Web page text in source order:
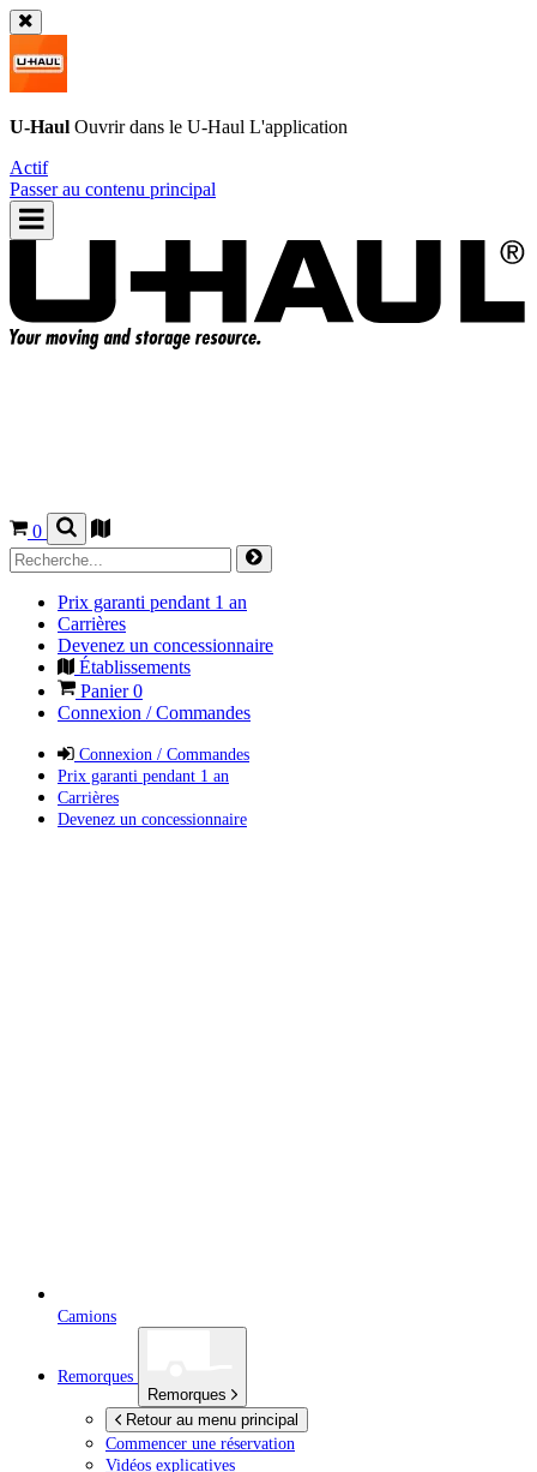
U-Haul Ouvrir dans le U-Haul L'application
Actif
Passer au contenu principal
0
Prix garanti pendant 1 an
Carrières
Devenez un concessionnaire
Établissements
Panier0
Connexion / Commandes
Connexion / Commandes
Prix garanti pendant 1 an
Carrières
Devenez un concessionnaire
Camions
Remorques
Remorques
Retour au menu principal
Commencer une réservation
Vidéos explicatives